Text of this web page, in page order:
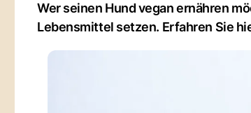
Wer seinen Hund vegan ernähren
Lebensmittel setzen. Erfahren Sie